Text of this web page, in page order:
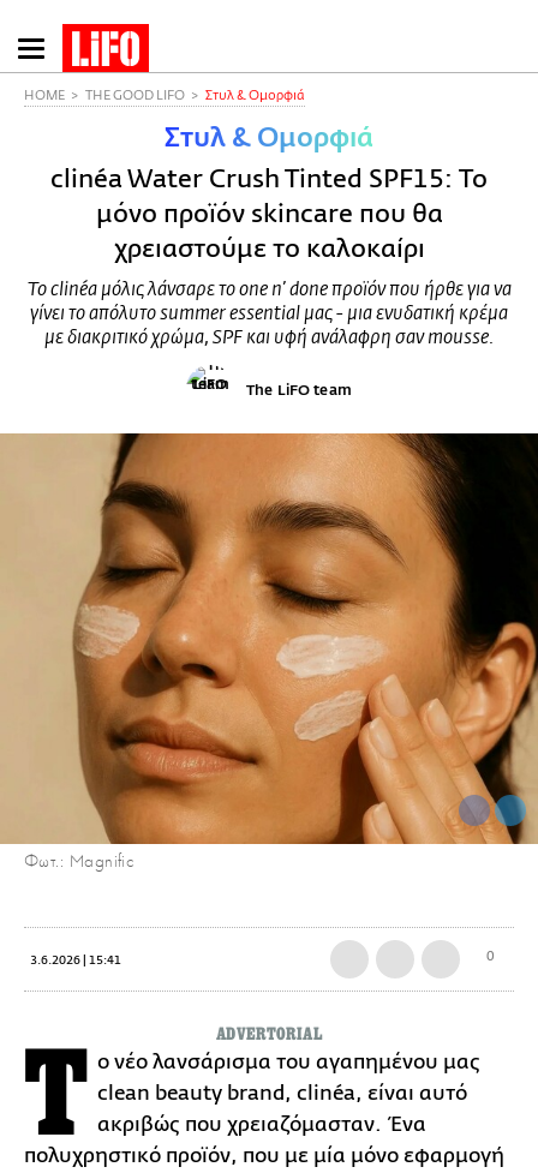
Παράκαμψη
προς
HOME THE GOOD LIFO Στυλ & Ομορφιά
Στυλ & Ομορφιά
clinéa Water Crush Tinted SPF15: Το
μόνο προϊόν skincare που θα
χρειαστούμε το καλοκαίρι
Το clinéa μόλις λάνσαρε το one n’ done προϊόν που ήρθε για να
γίνει το απόλυτο summer essential μας - μια ενυδατική κρέμα
με διακριτικό χρώμα, SPF και υφή ανάλαφρη σαν mousse.
The LiFO team
Φωτ.: Magnific
3.6.2026 | 15:41 0
ADVERTORIAL
Τ ο νέο λανσάρισμα του αγαπημένου μας
clean beauty brand, clinéa, είναι αυτό
ακριβώς που χρειαζόμασταν. Ένα
πολυχρηστικό προϊόν, που με μία μόνο εφαρμογή